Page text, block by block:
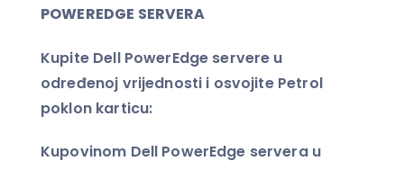
POWEREDGE SERVERA
Kupite Dell PowerEdge servere u
određenoj vrijednosti i osvojite Petrol
poklon karticu:
Kupovinom Dell PowerEdge servera u